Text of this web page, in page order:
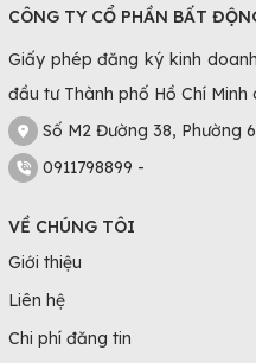
CÔNG TY CỔ PHẦN BẤT
Giấy phép đăng ký kinh
đầu tư Thành phố Hồ Chí
Số M2 Đường 38, Phường
0911798899 -
VỀ CHÚNG TÔI
Giới thiệu
Liên hệ
Chi phí đăng tin